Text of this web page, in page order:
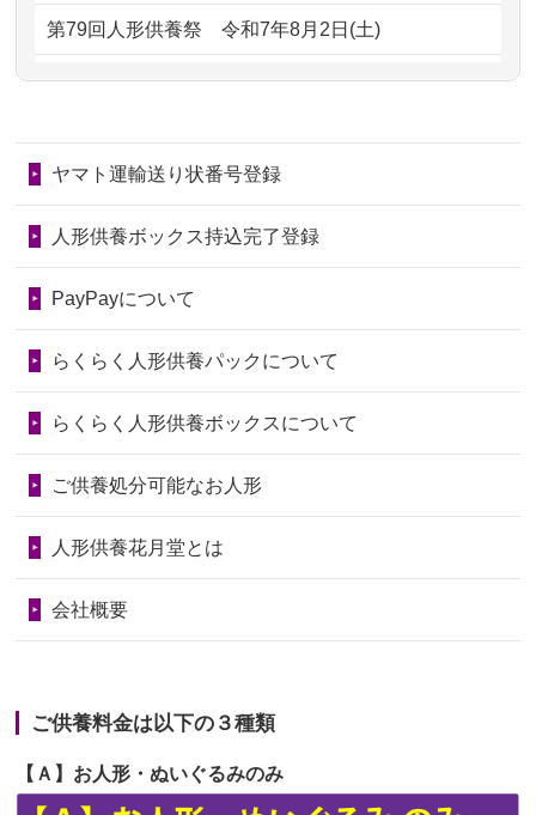
ガラスケースのまま引き取ってくださ
るのが助か...
ました。お...
2026/06/28きちんと供養していただけると思った
ので、お願...
いたことが...
2026/06/28老後のことを考え体力のあるうちに身
2026/06/28人形たちに これまで本当にありがとう
天...
2026/06/24今は亡き両親が孫（私の子供）の初節
句に贈って...
が伸びた時...
2026/06/22
娘の初めてのひな祭りにあわせて、娘
の祖父母か...
供養が終わったお人形以外はどうして
るのですか？
しょうか？
2024/01/04ガラスケースは外しても良いですか？
第79回人形供養祭令和7年8月2日(土)
第78回人形供養祭令和7年6月20日(金)
第76回人形供養祭令和7年2月28日(金)
第75回人形供養祭令和7年1月17日(金)
第73回人形供養祭令和6年10月17日(木)
第71回人形供養祭令和6年8月1日(木)
第70回人形供養祭令和6年6月21日(金)
第68回人形供養祭令和6年3月22日(金)
第65回人形供養祭令和5年11月09日(木)
第64回人形供養祭令和5年9月21日(木)
ヤマト運輸送り状番号登録
人形供養ボックス持込完了登録
PayPayについて
らくらく人形供養パックについて
らくらく人形供養ボックスについて
ご供養処分可能なお人形
人形供養花月堂とは
会社概要
ご供養料金は以下の３種類
【Ａ】お人形・ぬいぐるみのみ